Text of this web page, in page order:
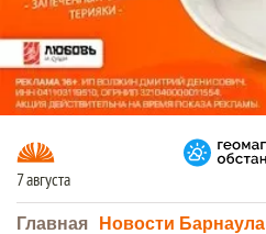
7 августа
Главная Новости Барнаула